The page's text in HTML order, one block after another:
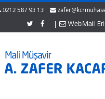
0212 587 93 13
| WebMail